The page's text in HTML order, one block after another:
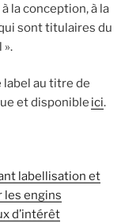
la conception, à la
sont titulaires du
».
au titre de
et disponible ici.
labellisation et
les engins
d’intérêt